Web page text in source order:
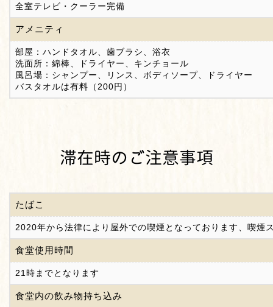
全室テレビ・クーラー完備
アメニティ
部屋：ハンドタオル、歯ブラシ、浴衣
洗面所：綿棒、ドライヤー、キンチョール
風呂場：シャンプー、リンス、ボディソープ、ドライヤー
バスタオルは有料（200円）
滞在時のご注意事項
たばこ
2020年から法律により屋外での喫煙となっております、喫煙
食堂使用時間
21時までとなります
食堂内の飲み物持ち込み